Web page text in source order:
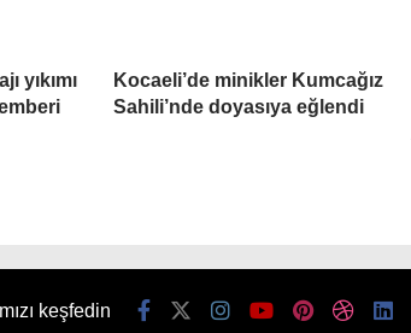
yıkımı
Kocaeli’de minikler Kumcağız
Sahili’nde doyasıya eğlendi
keşfedin